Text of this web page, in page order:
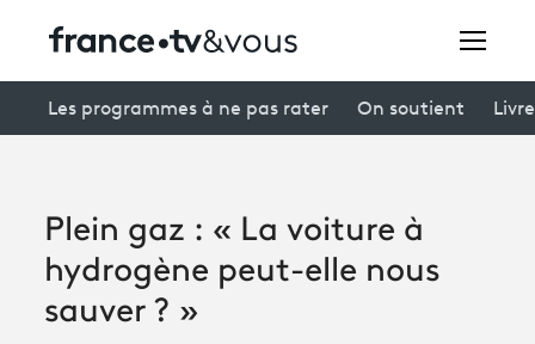
Creators
À la une
Les programmes à ne pas rater On soutient
Plein gaz : « La voiture à
hydrogène peut-elle nous
sauver ? »